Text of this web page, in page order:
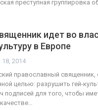
преступная группировка
идет во
в Европе
2014
православный священник,
целью: разрушить гей-
подписей для того, чтобы